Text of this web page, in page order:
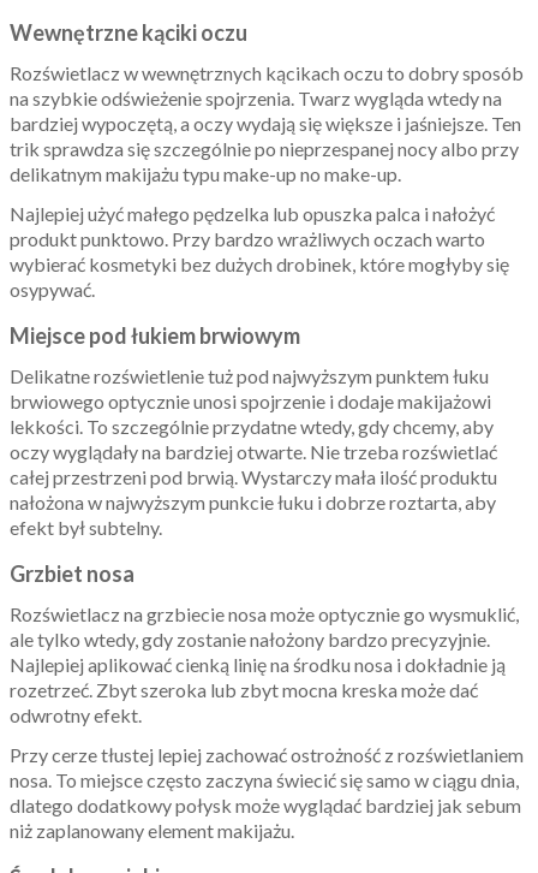
Wewnętrzne kąciki oczu
Rozświetlacz w wewnętrznych kącikach oczu to dobry sposób
na szybkie odświeżenie spojrzenia. Twarz wygląda wtedy na
bardziej wypoczętą, a oczy wydają się większe i jaśniejsze. Ten
trik sprawdza się szczególnie po nieprzespanej nocy albo przy
delikatnym makijażu typu make-up no make-up.
Najlepiej użyć małego pędzelka lub opuszka palca i nałożyć
produkt punktowo. Przy bardzo wrażliwych oczach warto
wybierać kosmetyki bez dużych drobinek, które mogłyby się
osypywać.
Miejsce pod łukiem brwiowym
Delikatne rozświetlenie tuż pod najwyższym punktem łuku
brwiowego optycznie unosi spojrzenie i dodaje makijażowi
lekkości. To szczególnie przydatne wtedy, gdy chcemy, aby
oczy wyglądały na bardziej otwarte. Nie trzeba rozświetlać
całej przestrzeni pod brwią. Wystarczy mała ilość produktu
nałożona w najwyższym punkcie łuku i dobrze roztarta, aby
efekt był subtelny.
Grzbiet nosa
Rozświetlacz na grzbiecie nosa może optycznie go wysmuklić,
ale tylko wtedy, gdy zostanie nałożony bardzo precyzyjnie.
Najlepiej aplikować cienką linię na środku nosa i dokładnie ją
rozetrzeć. Zbyt szeroka lub zbyt mocna kreska może dać
odwrotny efekt.
Przy cerze tłustej lepiej zachować ostrożność z rozświetlaniem
nosa. To miejsce często zaczyna świecić się samo w ciągu dnia,
dlatego dodatkowy połysk może wyglądać bardziej jak sebum
niż zaplanowany element makijażu.